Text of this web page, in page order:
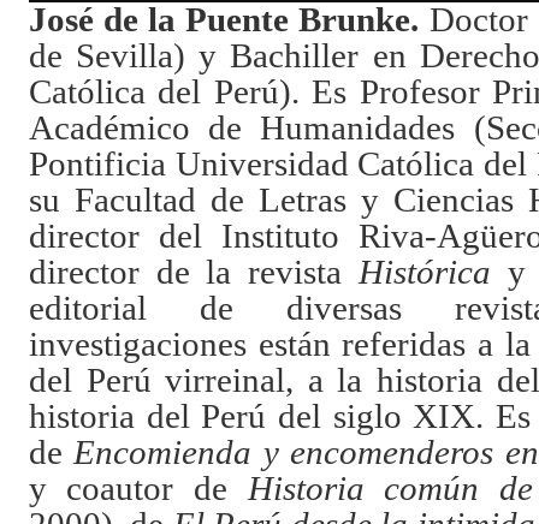
José de la Puente Brunke. Doctor
de Sevilla) y Bachiller en
Católica del Perú). Es Profesor
Académico de Humanidades
Pontificia Universidad Católica del
su Facultad de Letras y Ciencias
director del Instituto Riva-
director de la revistaHistórica y
editorial de diversas
investigaciones están referidas a
del Perú virreinal, a la historia
historia del Perú del siglo XIX.
deEncomienda y encomenderos
y coautor deHistoria común